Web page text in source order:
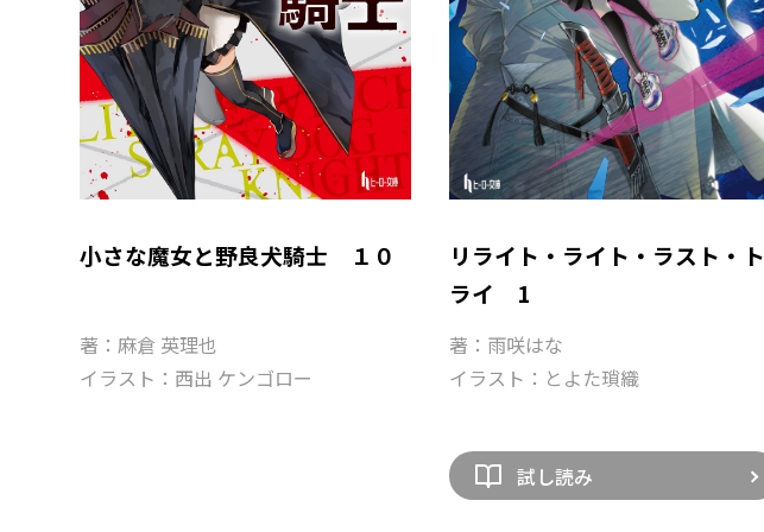
小さな魔女と野良犬騎士 １０
著：麻倉 英理也
イラスト：西出 ケンゴロー
リライト・ライト・ラスト・ト
ライ 1
著：雨咲はな
イラスト：とよた瑣織
試し読み